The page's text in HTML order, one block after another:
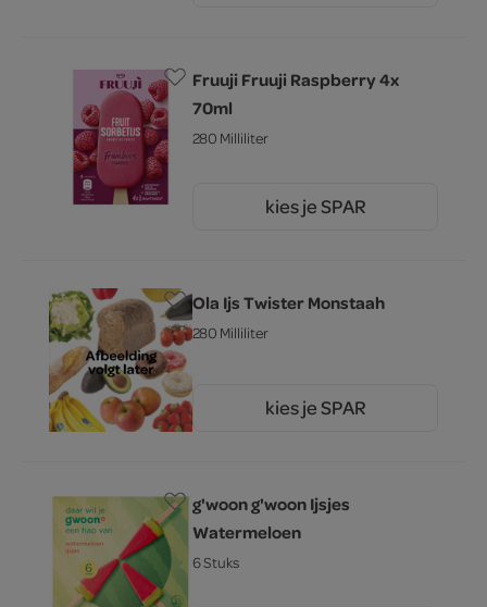
Fruuji Fruuji Raspberry 4x
70ml
280 Milliliter
kies je SPAR
Ola Ijs Twister Monstaah
280 Milliliter
kies je SPAR
g'woon g'woon Ijsjes
Watermeloen
6 Stuks